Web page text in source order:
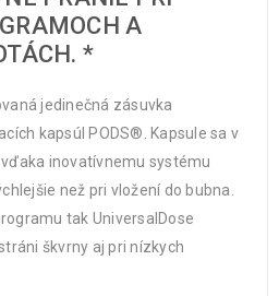
A
*
jedinečná zásuvka
kapsúl PODS®. Kapsule sa v
inovatívnemu systému
než pri vložení do bubna.
tak UniversalDose
škvrny aj pri nízkych